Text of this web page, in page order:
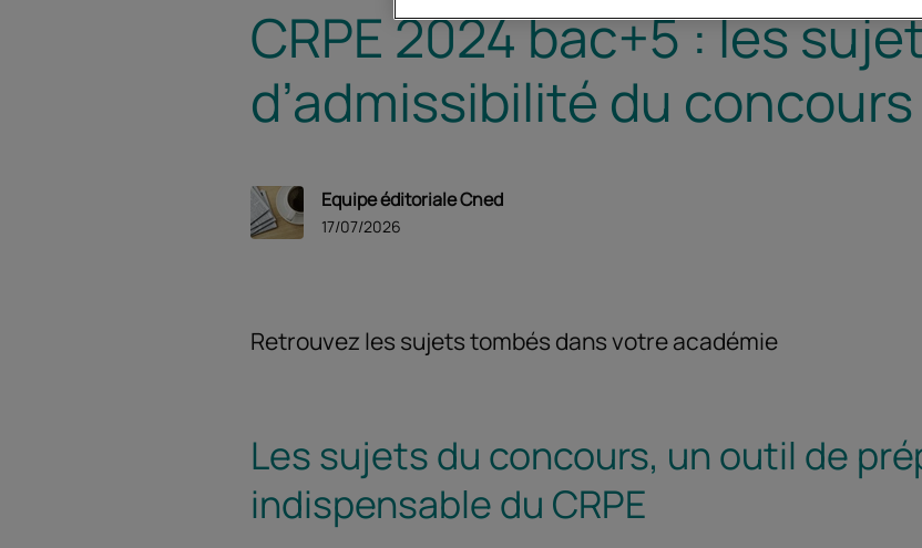
CRPE 2024 bac+5 : les
d’admissibilité du
Equipe éditoriale Cned
17/07/2026
Retrouvez les sujets tombés dans votre académie
Les sujets du concours, un outil de
indispensable du CRPE